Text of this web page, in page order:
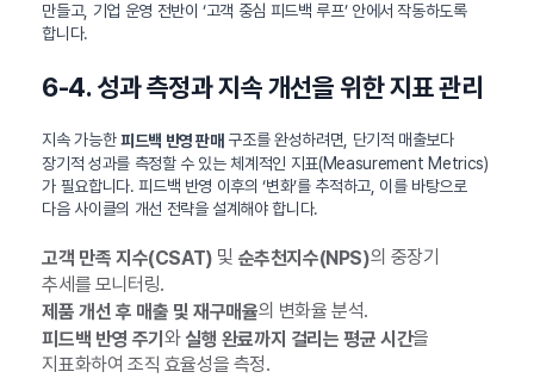
만들고, 기업 운영 전반이 ‘고객 중심 피드백 루프’ 안에서 작동하도록
합니다.
6-4. 성과 측정과 지속 개선을 위한 지표 관리
지속 가능한피드백 반영 판매구조를 완성하려면, 단기적 매출보다
장기적 성과를 측정할 수 있는 체계적인 지표(Measurement Metrics)
가 필요합니다. 피드백 반영 이후의 ‘변화’를 추적하고, 이를 바탕으로
다음 사이클의 개선 전략을 설계해야 합니다.
고객 만족 지수(CSAT) 및 순추천지수(NPS)의 중장기
추세를 모니터링.
제품 개선 후 매출 및 재구매율의 변화율 분석.
피드백 반영 주기 와 실행 완료까지 걸리는 평균 시간을
지표화하여 조직 효율성을 측정.